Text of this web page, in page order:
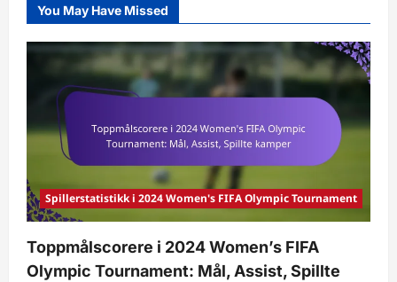
You May Have Missed
Spillerstatistikk i 2024 Women's FIFA Olympic Tournament
Toppmålscorere i 2024 Women’s FIFA
Olympic Tournament: Mål, Assist, Spillte